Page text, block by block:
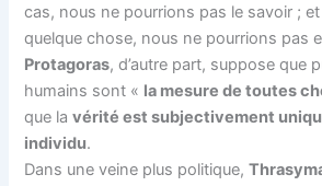
cas, nous ne pourrions pas le savoir ;
quelque chose, nous ne pourrions pas
Protagoras, d’autre part, suppose que
humains sont « la mesure de toutes
que lavérité est subjectivement
individu.
Dans une veine plus politique,